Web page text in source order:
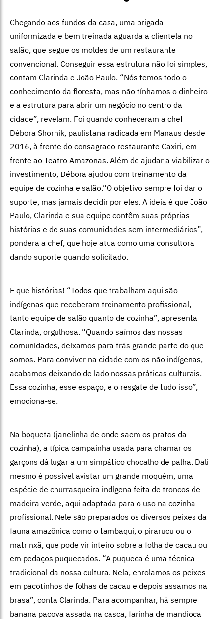
Chegando aos fundos da casa, uma brigada
uniformizada e bem treinada aguarda a clientela no
salão, que segue os moldes de um restaurante
convencional. Conseguir essa estrutura não foi simples,
contam Clarinda e João Paulo. “Nós temos todo o
conhecimento da floresta, mas não tínhamos o dinheiro
e a estrutura para abrir um negócio no centro da
cidade”, revelam. Foi quando conheceram a chef
Débora Shornik, paulistana radicada em Manaus desde
2016, à frente do consagrado restaurante Caxiri, em
frente ao Teatro Amazonas. Além de ajudar a viabilizar o
investimento, Débora ajudou com treinamento da
equipe de cozinha e salão.“O objetivo sempre foi dar o
suporte, mas jamais decidir por eles. A ideia é que João
Paulo, Clarinda e sua equipe contêm suas próprias
histórias e de suas comunidades sem intermediários”,
pondera a chef, que hoje atua como uma consultora
dando suporte quando solicitado.
E que histórias! “Todos que trabalham aqui são
indígenas que receberam treinamento profissional,
tanto equipe de salão quanto de cozinha”, apresenta
Clarinda, orgulhosa. “Quando saímos das nossas
comunidades, deixamos para trás grande parte do que
somos. Para conviver na cidade com os não indígenas,
acabamos deixando de lado nossas práticas culturais.
Essa cozinha, esse espaço, é o resgate de tudo isso”,
emociona-se.
Na boqueta (janelinha de onde saem os pratos da
cozinha), a típica campainha usada para chamar os
garçons dá lugar a um simpático chocalho de palha. Dali
mesmo é possível avistar um grande moquém, uma
espécie de churrasqueira indígena feita de troncos de
madeira verde, aqui adaptada para o uso na cozinha
profissional. Nele são preparados os diversos peixes da
fauna amazônica como o tambaqui, o pirarucu ou o
matrinxã, que pode vir inteiro sobre a folha de cacau ou
em pedaços puquecados. “A puqueca é uma técnica
tradicional da nossa cultura. Nela, enrolamos os peixes
em pacotinhos de folhas de cacau e depois assamos na
brasa”, conta Clarinda. Para acompanhar, há sempre
banana pacova assada na casca, farinha de mandioca